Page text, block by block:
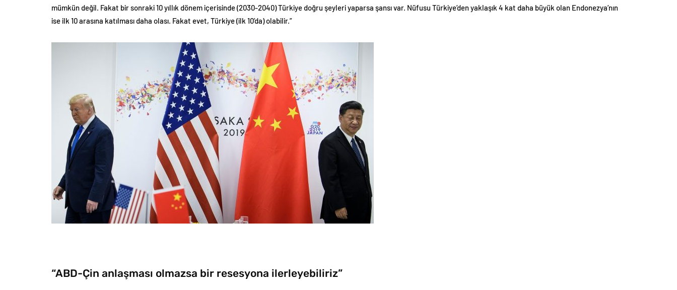
mümkün değil. Fakat bir sonraki 10 yıllık dönem içerisinde (2030-2040) Türkiye doğru şeyleri yaparsa şansı var. Nüfusu Türkiye’den yaklaşık 4 kat daha büyük olan Endonezya’nın
ise ilk 10 arasına katılması daha olası. Fakat evet, Türkiye (ilk 10’da) olabilir.”
“ABD-Çin anlaşması olmazsa bir resesyona ilerleyebiliriz”